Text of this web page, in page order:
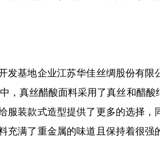
基地企业江苏华佳丝绸股份有限
，真丝醋酸面料采用了真丝和醋
服装款式造型提供了更多的选择
充满了重金属的味道且保持着很